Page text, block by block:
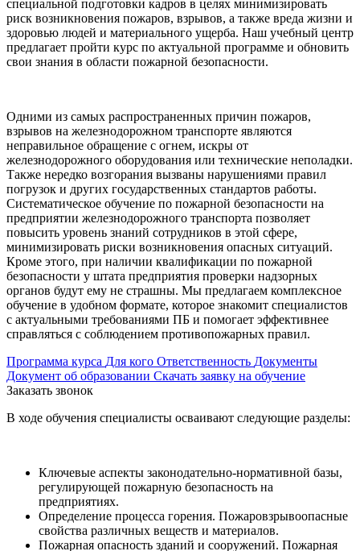
специальной подготовки кадров в целях минимизировать
риск возникновения пожаров, взрывов, а также вреда жизни и
здоровью людей и материального ущерба. Наш учебный центр
предлагает пройти курс по актуальной программе и обновить
свои знания в области пожарной безопасности.
Одними из самых распространенных причин пожаров,
взрывов на железнодорожном транспорте являются
неправильное обращение с огнем, искры от
железнодорожного оборудования или технические неполадки.
Также нередко возгорания вызваны нарушениями правил
погрузок и других государственных стандартов работы.
Систематическое обучение по пожарной безопасности на
предприятии железнодорожного транспорта позволяет
повысить уровень знаний сотрудников в этой сфере,
минимизировать риски возникновения опасных ситуаций.
Кроме этого, при наличии квалификации по пожарной
безопасности у штата предприятия проверки надзорных
органов будут ему не страшны. Мы предлагаем комплексное
обучение в удобном формате, которое знакомит специалистов
с актуальными требованиями ПБ и помогает эффективнее
справляться с соблюдением противопожарных правил.
Программа курса Для кого Ответственность Документы
Документ об образовании Скачать заявку на обучение
Заказать звонок
В ходе обучения специалисты осваивают следующие разделы:
Ключевые аспекты законодательно-нормативной базы,
регулирующей пожарную безопасность на
предприятиях.
Определение процесса горения. Пожаровзрывоопасные
свойства различных веществ и материалов.
Пожарная опасность зданий и сооружений. Пожарная